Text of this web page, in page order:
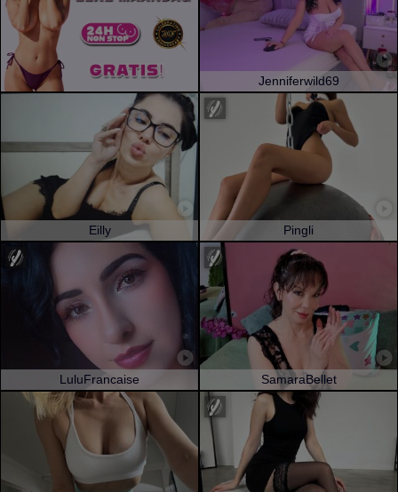
Jenniferwild69
Eilly Pingli
LuluFrancaise SamaraBellet